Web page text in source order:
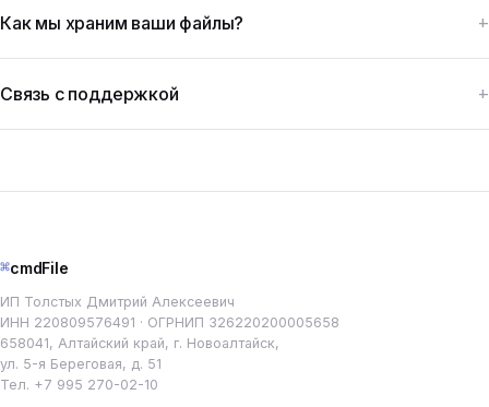
Как мы храним ваши файлы?
Связь с поддержкой
⌘cmdFile
ИП Толстых Дмитрий Алексеевич
ИНН 220809576491 · ОГРНИП 326220200005658
658041, Алтайский край, г. Новоалтайск,
ул. 5-я Береговая, д. 51
Тел. +7 995 270-02-10